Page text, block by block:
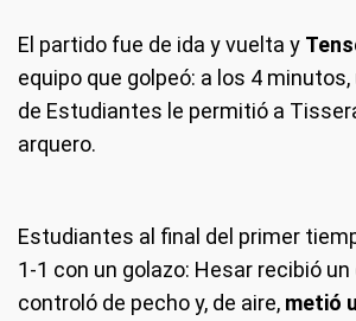
El partido fue de ida y vuelta y
equipo que golpeó: a los 4
de Estudiantes le permitió a
arquero.
Estudiantes al final del primer
1-1 con un golazo: Hesar recibió
controló de pecho y, de aire, metió